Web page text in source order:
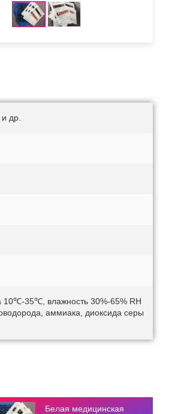
др.
10℃-35℃, влажность 30%-65% RH
аммиака, диоксида серы
Белая медицинская